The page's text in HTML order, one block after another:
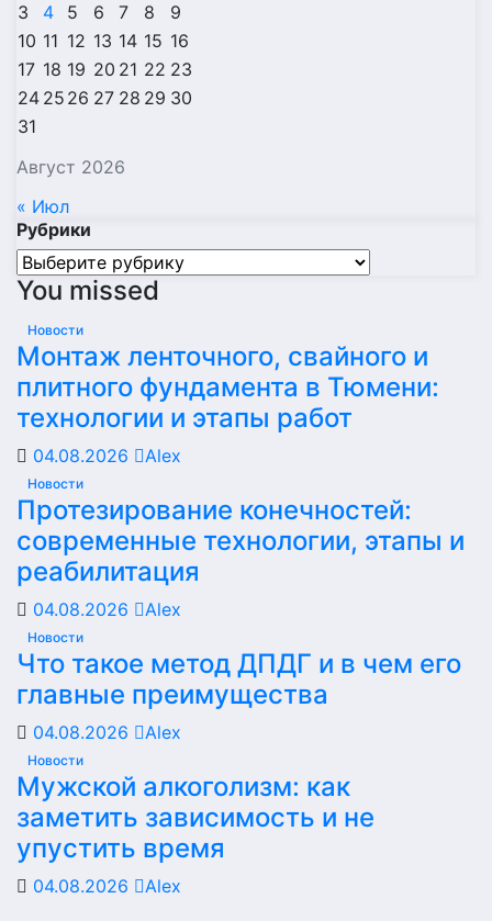
Август 2026
3
4 5 6 7 8
9
10 11 12 13 14 15 16
17 18 19 20 21 22 23
24 25 26 27 28 29 30
31
« Июл
Рубрики
Рубрики
You missed
Новости
Монтаж ленточного, свайного и
плитного фундамента в Тюмени:
технологии и этапы работ
04.08.2026 Alex
Новости
Протезирование конечностей:
современные технологии, этапы и
реабилитация
04.08.2026 Alex
Новости
Что такое метод ДПДГ и в чем его
главные преимущества
04.08.2026 Alex
Новости
Мужской алкоголизм: как
заметить зависимость и не
упустить время
04.08.2026 Alex